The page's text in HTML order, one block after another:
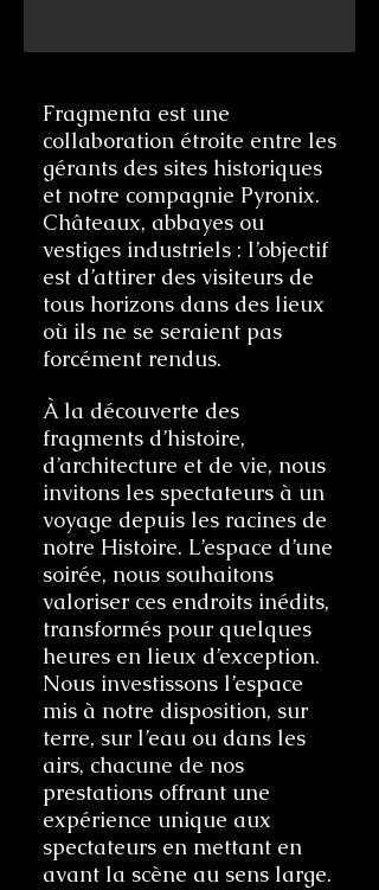
Fragmenta est une
collaboration étroite entre les
gérants des sites historiques
et notre compagnie Pyronix.
Châteaux, abbayes ou
vestiges industriels : l’objectif
est d’attirer des visiteurs de
tous horizons dans des lieux
où ils ne se seraient pas
forcément rendus.
À la découverte des
fragments d’histoire,
d’architecture et de vie, nous
invitons les spectateurs à un
voyage depuis les racines de
notre Histoire. L’espace d’une
soirée, nous souhaitons
valoriser ces endroits inédits,
transformés pour quelques
heures en lieux d’exception.
Nous investissons l’espace
mis à notre disposition, sur
terre, sur l’eau ou dans les
airs, chacune de nos
prestations offrant une
expérience unique aux
spectateurs en mettant en
avant la scène au sens large.​